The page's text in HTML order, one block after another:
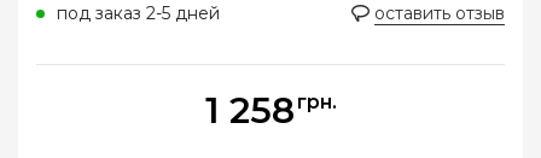
под заказ 2-5 дней
оставить отзыв
1 258 грн.